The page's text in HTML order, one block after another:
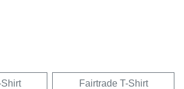
Fairtrade T-Shirt